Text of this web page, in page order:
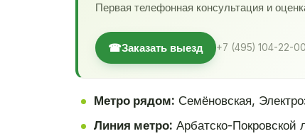
Первая телефонная консультация и
☎Заказать выезд +7 (495) 104-22-
Метро рядом: Семёновская,
Линия метро: Арбатско-Покровской